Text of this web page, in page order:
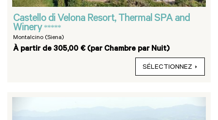
Castello di Velona Resort, Thermal SPA and
Winery *****
Montalcino (Siena)
À partir de 305,00 € (par Chambre par Nuit)
SÉLECTIONNEZ